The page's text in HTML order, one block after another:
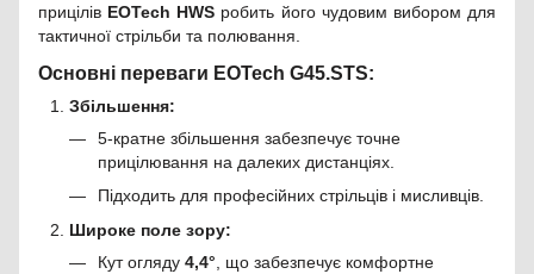
прицілів EOTech HWS робить його чудовим вибором для
тактичної стрільби та полювання.
Основні переваги EOTech G45.STS:
Збільшення:
5-кратне збільшення забезпечує точне
прицілювання на далеких дистанціях.
Підходить для професійних стрільців і мисливців.
Широке поле зору:
Кут огляду 4,4° , що забезпечує комфортне